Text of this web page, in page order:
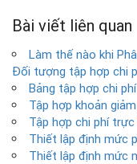
Bài viết liên quan
Làm thế nào khi
Đối tượng tập hợp chi
Bảng tập hợp chi
Tập hợp khoản
Tập hợp chi phí
Thiết lập định mức
Thiết lập định mức